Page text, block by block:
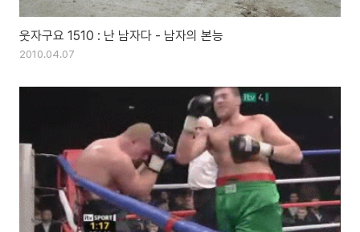
웃자구요 1510 : 난 남자다 - 남자의 본능
2010.04.07